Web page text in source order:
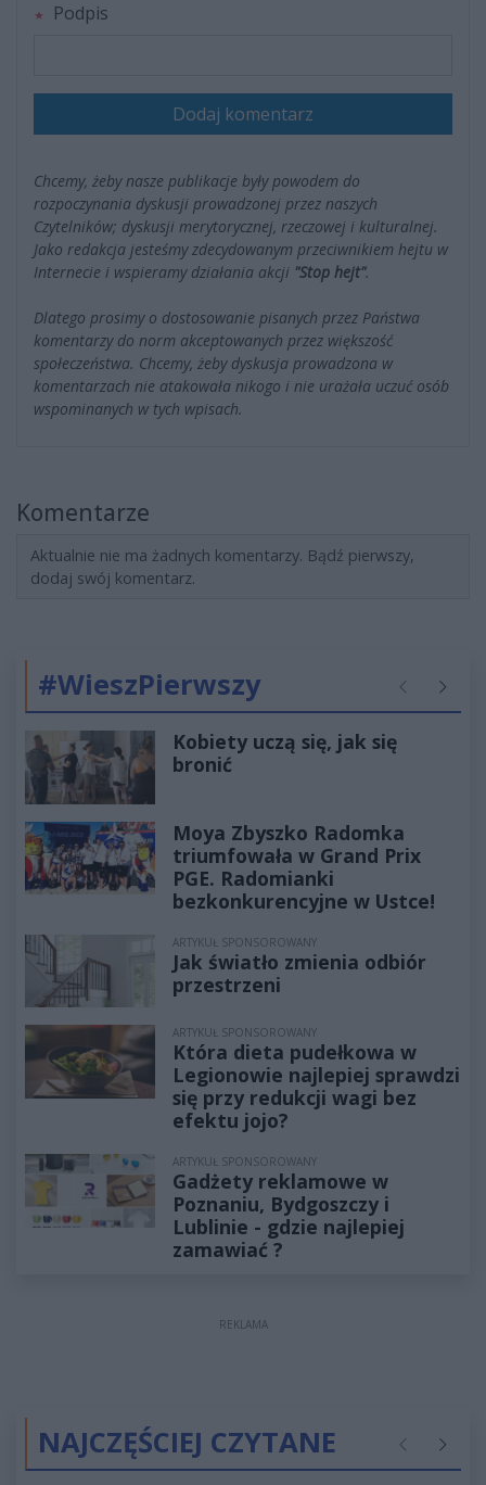
Podpis
Dodaj komentarz
Chcemy, żeby nasze publikacje były powodem do
rozpoczynania dyskusji prowadzonej przez naszych
Czytelników; dyskusji merytorycznej, rzeczowej i kulturalnej.
Jako redakcja jesteśmy zdecydowanym przeciwnikiem hejtu w
Internecie i wspieramy działania akcji "Stop hejt".
Dlatego prosimy o dostosowanie pisanych przez Państwa
komentarzy do norm akceptowanych przez większość
społeczeństwa. Chcemy, żeby dyskusja prowadzona w
komentarzach nie atakowała nikogo i nie urażała uczuć osób
wspominanych w tych wpisach.
Komentarze
Aktualnie nie ma żadnych komentarzy. Bądź pierwszy,
dodaj swój komentarz.
#WieszPierwszy Poprzednie
Kobiety uczą się, jak się
bronić
Moya Zbyszko Radomka
triumfowała w Grand Prix
PGE. Radomianki
bezkonkurencyjne w Ustce!
ARTYKUŁ SPONSOROWANY
Jak światło zmienia odbiór
przestrzeni
ARTYKUŁ SPONSOROWANY
Która dieta pudełkowa w
Legionowie najlepiej sprawdzi
się przy redukcji wagi bez
efektu jojo?
ARTYKUŁ SPONSOROWANY
Gadżety reklamowe w
Poznaniu, Bydgoszczy i
Lublinie - gdzie najlepiej
zamawiać ?
REKLAMA
NAJCZĘŚCIEJ CZYTANE Poprzednie